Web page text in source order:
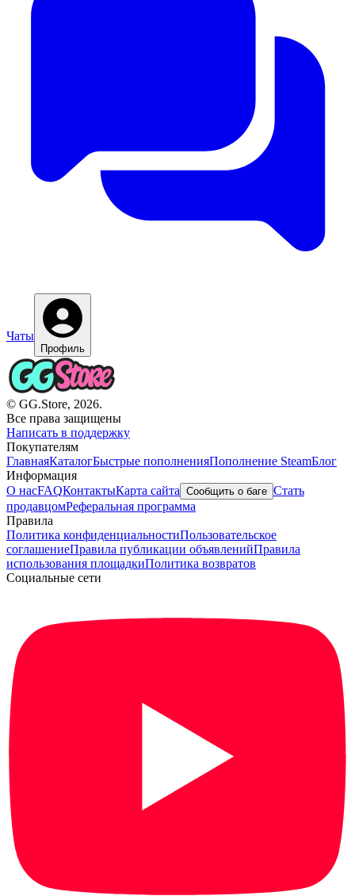
Чаты
Профиль
© GG.Store, 2026.
Все права защищены
Написать в поддержку
Покупателям
ГлавнаяКаталогБыстрые пополненияПополнение SteamБлог
Информация
О насFAQКонтактыКарта сайта Сообщить о баге Стать
продавцомРеферальная программа
Правила
Политика конфиденциальностиПользовательское
соглашениеПравила публикации объявленийПравила
использования площадкиПолитика возвратов
Социальные сети